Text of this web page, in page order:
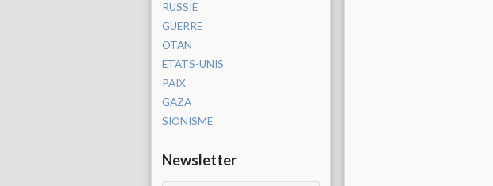
RUSSIE
GUERRE
OTAN
ETATS-UNIS
PAIX
GAZA
SIONISME
Newsletter